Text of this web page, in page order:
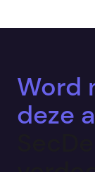
Word
deze